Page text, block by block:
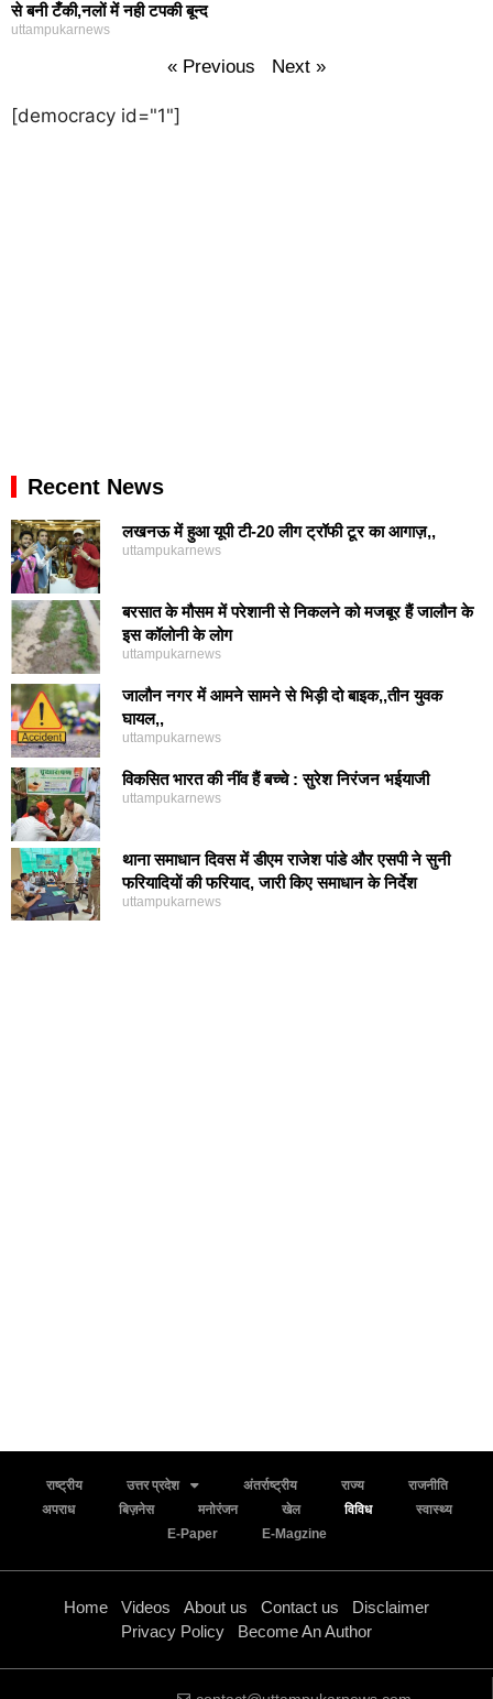
से बनी टँकी,नलों में नही टपकी बून्द
uttampukarnews
« Previous Next »
[democracy id="1"]
Recent News
लखनऊ में हुआ यूपी टी-20 लीग ट्रॉफी टूर का आगाज़,,
uttampukarnews
बरसात के मौसम में परेशानी से निकलने को मजबूर हैं जालौन के
इस कॉलोनी के लोग
uttampukarnews
जालौन नगर में आमने सामने से भिड़ी दो बाइक,,तीन युवक
घायल,,
uttampukarnews
विकसित भारत की नींव हैं बच्चे : सुरेश निरंजन भईयाजी
uttampukarnews
थाना समाधान दिवस में डीएम राजेश पांडे और एसपी ने सुनी
फरियादियों की फरियाद, जारी किए समाधान के निर्देश
uttampukarnews
राष्ट्रीय उत्तर प्रदेश अंतर्राष्ट्रीय राज्य
राजनीति
अपराध
बिज़नेस मनोरंजन खेल विविध
स्वास्थ्य
E-Paper
E-Magzine
Home Videos About us Contact us
Disclaimer
Privacy Policy
Become An Author